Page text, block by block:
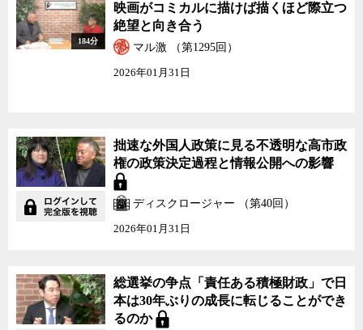
184分
映画がコミカルに描けば描くほど際立つ
絶望と向き合う
マル激 （第1295回）
2026年01月31日
拙速な外国人政策に見る不透明な高市政
権の政策決定過程と情報公開への影響
ディスクロージャー （第40回）
2026年01月31日
総選挙の争点「責任ある積極財政」で日
本は30年ぶりの成長に転じることができ
るのか